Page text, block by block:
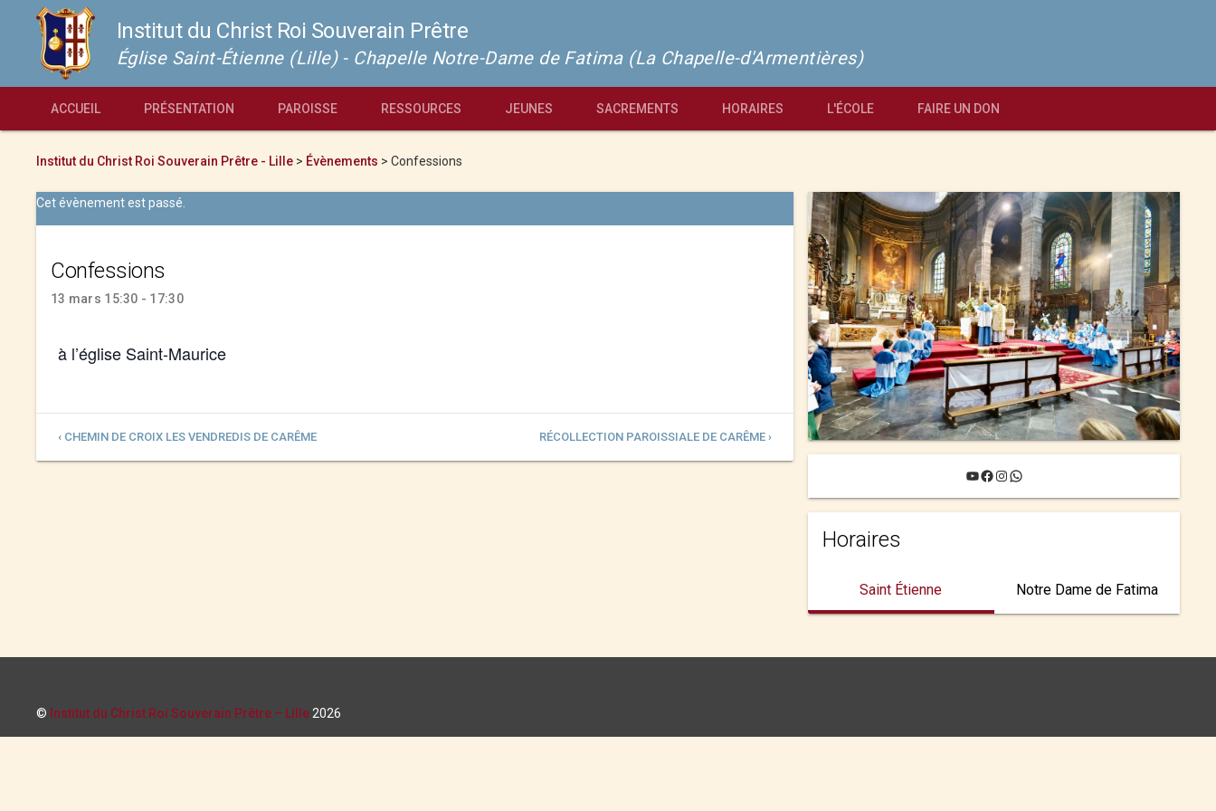
Institut du Christ Roi Souverain Prêtre
Église Saint-Étienne (Lille) - Chapelle Notre-Dame de Fatima (La Chapelle-d'Armentières)
ACCUEIL PRÉSENTATION PAROISSE RESSOURCES JEUNES SACREMENTS HORAIRES L'ÉCOLE FAIRE UN DON
Institut du Christ Roi Souverain Prêtre - Lille > Évènements > Confessions
Cet évènement est passé.
Confessions
13 mars 15:30 - 17:30
à l’église Saint-Maurice
‹ CHEMIN DE CROIX LES VENDREDIS DE CARÊME RÉCOLLECTION PAROISSIALE DE CARÊME ›
YouTube
Facebook
Instagram
WhatsApp
Horaires
Saint Étienne Notre Dame de Fatima
© Institut du Christ Roi Souverain Prêtre – Lille 2026